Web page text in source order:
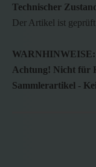
Technischer
Der Artikel ist
WARNHINWEISE:
Achtung! Nicht für
Sammlerartikel -